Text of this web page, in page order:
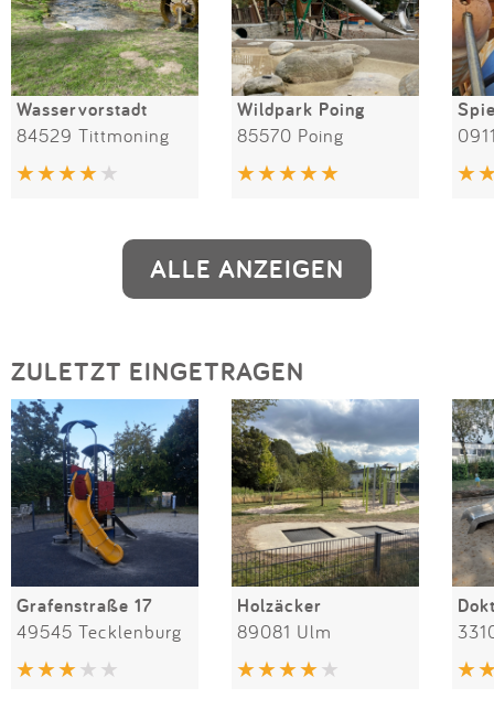
Wasservorstadt
84529 Tittmoning
Wildpark Poing
85570 Poing
ALLE ANZEIGEN
ZULETZT EINGETRAGEN
Grafenstraße 17
49545 Tecklenburg
Holzäcker
89081 Ulm